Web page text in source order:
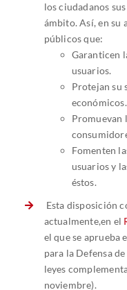
los ciudadanos
ámbito. Así, en su
públicos que:
Garanticen
usuarios.
Protejan su
económicos.
Promuevan
Fomenten
usuarios y
éstos.
Esta disposición
actualmente,en el
el que se aprueba
para la Defensa
leyes
noviembre).